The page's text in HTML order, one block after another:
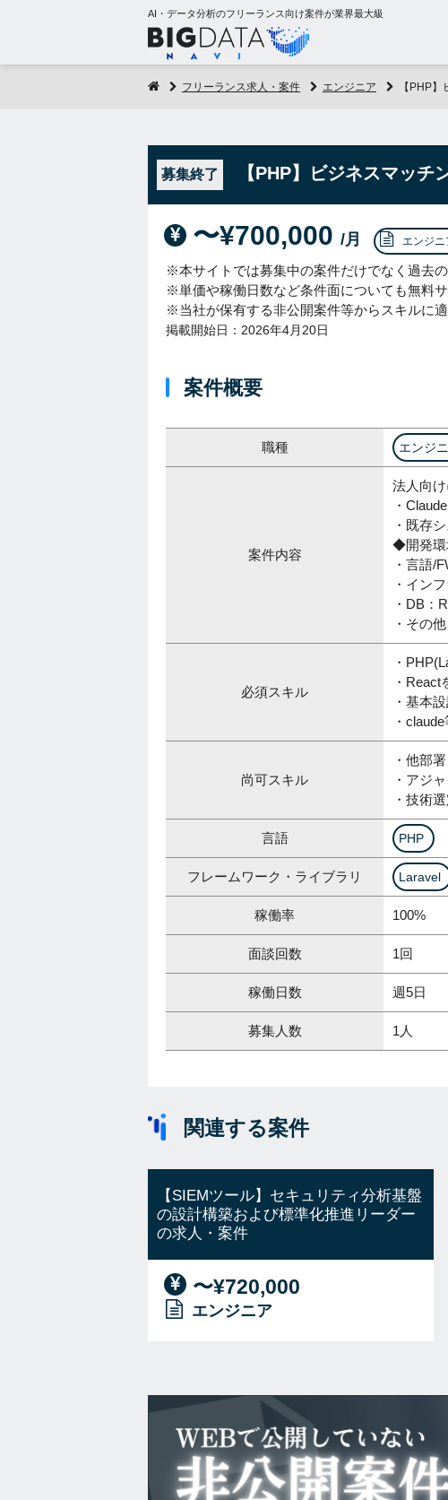
AI・データ分析のフリーランス向け案件が業界最大級
フリーランス求人・案件 エンジニア 【PHP
募集終了 【PHP】ビジネスマッチ
〜¥700,000 /月 エンジニ
※本サイトでは募集中の案件だけでなく過去
※単価や稼働日数など条件面についても無料
※当社が保有する非公開案件等からスキルに
掲載開始日：2026年4月20日
案件概要
職種 エンジ
案件内容
法人向
・
・既存
◆開発
・言語/
・イン
・DB：
・その
必須スキル
・
・React
・基本
・
尚可スキル
・他部
・アジ
・技術
言語 PHP
フレームワーク・ライブラリ Laravel
稼働率 100%
面談回数 1回
稼働日数 週5日
募集人数 1人
関連する案件
【SIEMツール】セキュリティ分析基盤
の設計構築および標準化推進リーダー
の求人・案件
〜¥720,000
エンジニア